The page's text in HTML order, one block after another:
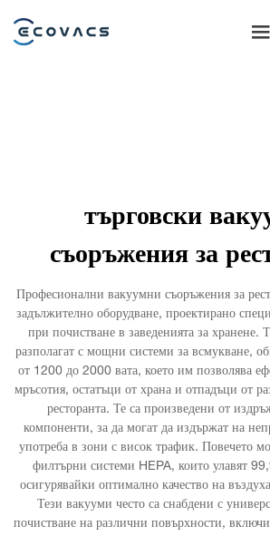
търговски
съоръжения за
Професионални вакуумни съоръжения за
задължително оборудване, проектирано
при почистване в заведенията за хранене.
разполагат с мощни системи за всмукване,
от 1200 до 2000 вата, което им позволява
мръсотия, остатъци от храна и отпадъци от
ресторанта. Те са произведени от
компоненти, за да могат да издържат на
употреба в зони с висок трафик. Повечето
филтърни системи HEPA, които улавят
осигурявайки оптимално качество на
Тези вакууми често са снабдени с
почистване на различни повърхности,